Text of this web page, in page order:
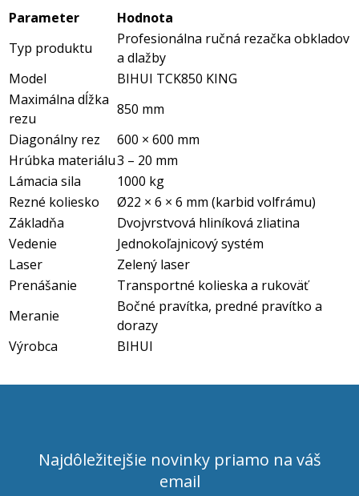
Parameter
Hodnota
Typ produktu
Profesionálna ručná rezačka obkladov
a dlažby
Model
BIHUI TCK850 KING
Maximálna dĺžka
rezu
850 mm
Diagonálny rez
600 × 600 mm
Hrúbka materiálu3 – 20 mm
Lámacia sila
1000 kg
Rezné koliesko
Ø22 × 6 × 6 mm (karbid volfrámu)
Základňa
Dvojvrstvová hliníková zliatina
Vedenie
Jednokoľajnicový systém
Laser
Zelený laser
Prenášanie
Transportné kolieska a rukoväť
Meranie
Bočné pravítka, predné pravítko a
dorazy
Výrobca
BIHUI
Najdôležitejšie novinky priamo na váš
email